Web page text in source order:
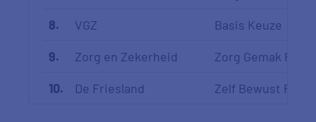
8. VGZ Basis Keuze
9. Zorg en Zekerheid Zorg Gemak Polis
10. De Friesland Zelf Bewust Polis